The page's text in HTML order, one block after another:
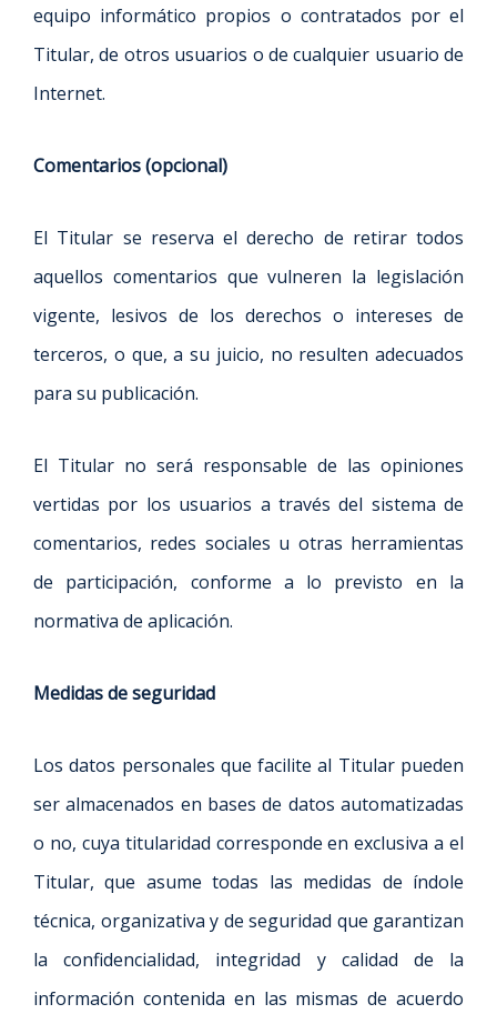
equipo informático propios o contratados por el
Titular, de otros usuarios o de cualquier usuario de
Internet.
Comentarios(opcional)
El Titular se reserva el derecho de retirar todos
aquellos comentarios que vulneren la legislación
vigente, lesivos de los derechos o intereses de
terceros, o que, a su juicio, no resulten adecuados
para su publicación.
El Titular no será responsable de las opiniones
vertidas por los usuarios a través del sistema de
comentarios, redes sociales u otras herramientas
de participación, conforme a lo previsto en la
normativa de aplicación.
Medidas de seguridad
Los datos personales que facilite al Titular pueden
ser almacenados en bases de datos automatizadas
o no, cuya titularidad corresponde en exclusiva a el
Titular, que asume todas las medidas de índole
técnica, organizativa y de seguridad que garantizan
la confidencialidad, integridad y calidad de la
información contenida en las mismas de acuerdo